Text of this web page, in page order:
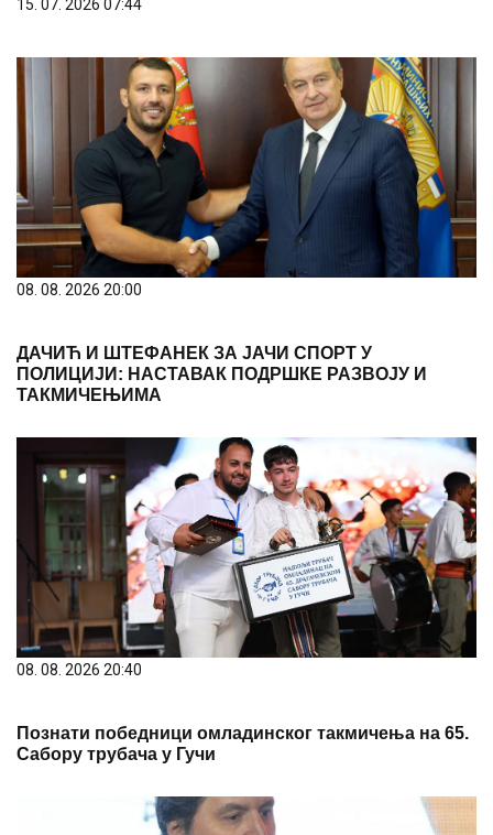
15. 07. 2026 07:44
08. 08. 2026 20:00
ДАЧИЋ И ШТЕФАНЕК ЗА ЈАЧИ СПОРТ У
ПОЛИЦИЈИ: НАСТАВАК ПОДРШКЕ РАЗВОЈУ И
ТАКМИЧЕЊИМА
08. 08. 2026 20:40
Познати победници омладинског такмичења на 65.
Сабору трубача у Гучи